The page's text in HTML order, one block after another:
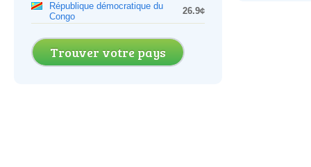
République démocratique du
Congo
26.9¢
Trouver votre pays